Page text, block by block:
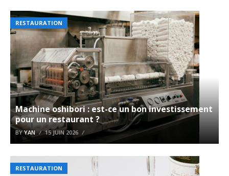
RESTAURATION
Machine oshibori : est-ce un bon investissement
pour un restaurant ?
BYYAN 15 JUIN 2026
RESTAURATION